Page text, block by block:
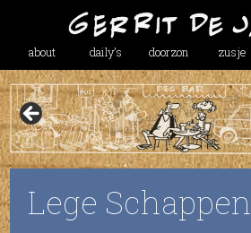
about daily’s doorzon zusje
Lege Schappen